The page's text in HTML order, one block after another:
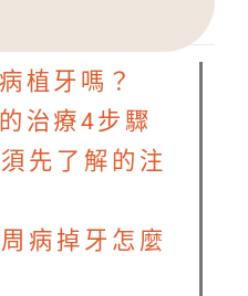
植牙嗎？
治療4步驟
先了解的注
病掉牙怎麼